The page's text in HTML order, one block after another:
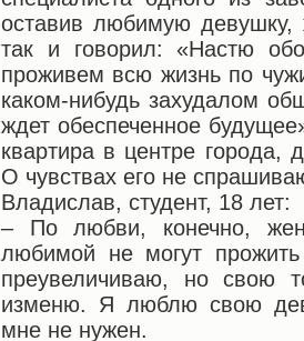
оставив любимую
так и говорил: «Настю
проживем всю жизнь по
каком-нибудь захудалом
ждет обеспеченное
квартира в центре города,
О чувствах его не
Владислав, студент, 18 лет:
– По любви, конечно,
любимой не могут
преувеличиваю, но свою
изменю. Я люблю свою
мне не нужен.